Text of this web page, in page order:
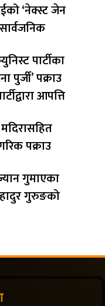
‘नेक्स्ट जेन
पार्टीका
पुर्जी’ पक्राउ
आपत्ति
पक्राउ
गुमाएका
गुरुङको